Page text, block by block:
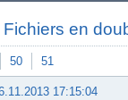
Fichiers en
50 51
17:15:04